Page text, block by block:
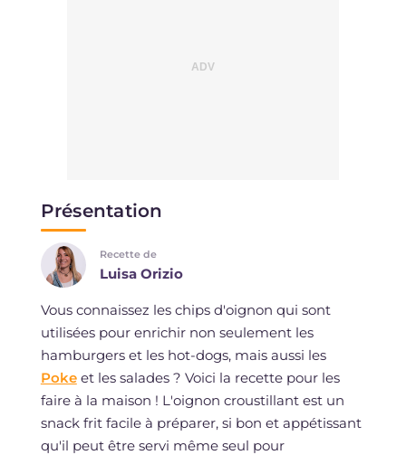
Présentation
Recette de
Luisa Orizio
Vous connaissez les chips d'oignon qui sont
utilisées pour enrichir non seulement les
hamburgers et les hot-dogs, mais aussi les
Pokeet les salades ? Voici la recette pour les
faire à la maison ! L'oignon croustillant est un
snack frit facile à préparer, si bon et appétissant
qu'il peut être servi même seul pour